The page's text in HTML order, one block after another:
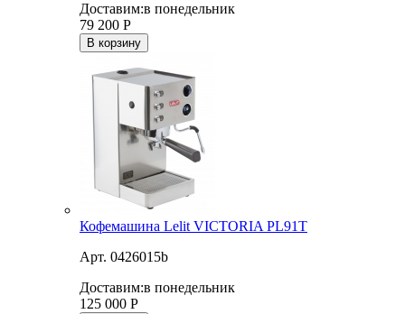
Доставим:в понедельник
79 200 Р
В корзину
Кофемашина Lelit VICTORIA PL91T
Арт. 0426015b
Доставим:в понедельник
125 000 Р